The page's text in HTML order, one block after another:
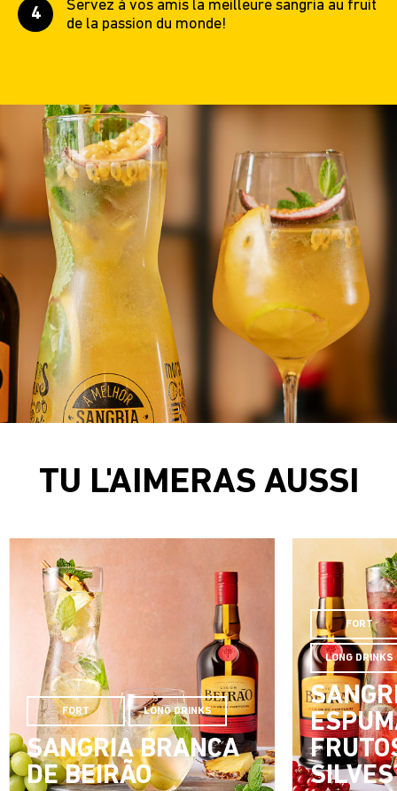
Servez à vos amis la meilleure sangria au fruit
de la passion du monde!
TU L'AIMERAS AUSSI
FORT LONG DRINKS
SANGRIA BRANCA
DE BEIRÃO
FORT
LONG DRINKS